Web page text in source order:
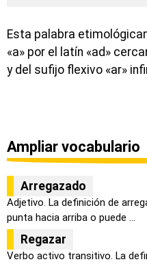
Esta palabra
«a» por el latín «ad»
y del sufijo flexivo «ar»
Ampliar vocabulario
Arregazado
Adjetivo. La definición de
punta hacia arriba o puede ...
Regazar
Verbo activo transitivo. La